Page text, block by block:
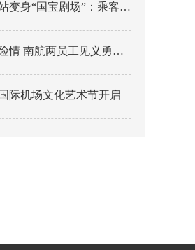
剧场”：乘客刚出车厢，就“入戏”千年
航两员工见义勇为科学施救
际机场文化艺术节开启